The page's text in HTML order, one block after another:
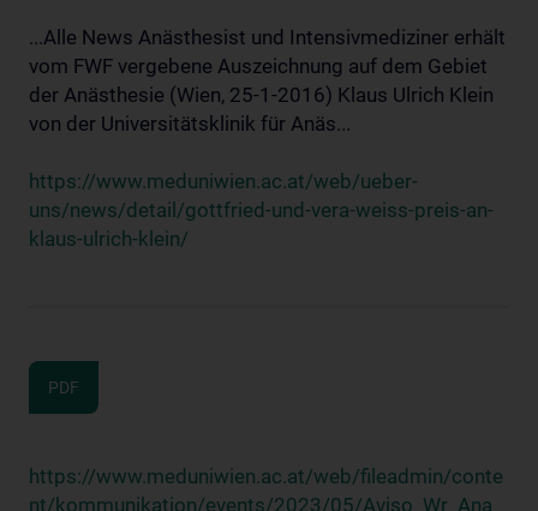
...Alle News Anästhesist und Intensivmediziner erhält
vom FWF vergebene Auszeichnung auf dem Gebiet
der Anästhesie (Wien, 25-1-2016) Klaus Ulrich Klein
von der Universitätsklinik für Anäs...
https://www.meduniwien.ac.at/web/ueber-
uns/news/detail/gottfried-und-vera-weiss-preis-an-
klaus-ulrich-klein/
PDF
https://www.meduniwien.ac.at/web/fileadmin/conte
nt/kommunikation/events/2023/05/Aviso_Wr_Ana_